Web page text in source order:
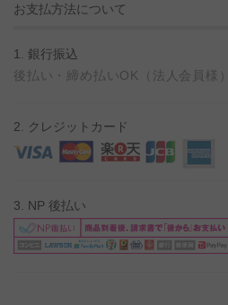
お支払方法について
1. 銀行振込
後払い・締め払いOK（法人会員様）
2. クレジットカード
3. NP 後払い